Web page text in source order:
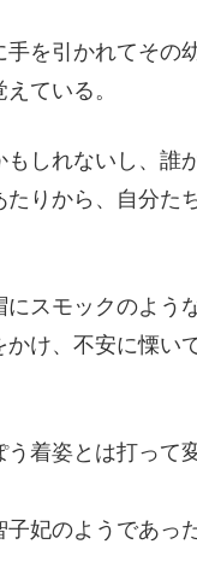
を引かれてその
ている。
しれないし、誰
りから、自分た
スモックのよう
け、不安に慄い
着姿とは打って
妃のようであった